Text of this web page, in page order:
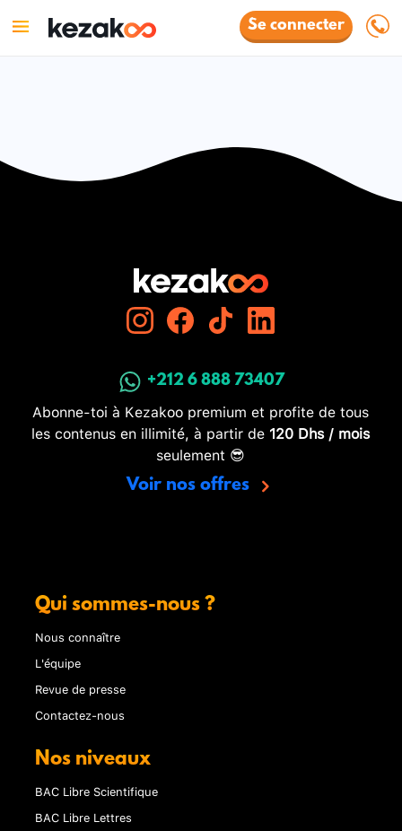
Se connecter
+212 6 888 73407
Abonne-toi à Kezakoo premium et profite de tous
les contenus en illimité, à partir de 120 Dhs / mois
seulement 😎
Voir nos offres
Qui sommes-nous ?
Nous connaître
L'équipe
Revue de presse
Contactez-nous
Nos niveaux
BAC Libre Scientifique
BAC Libre Lettres